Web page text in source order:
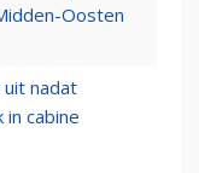
Oosten
uit nadat
cabine